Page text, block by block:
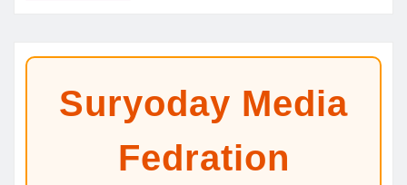
Suryoday Media
Fedration